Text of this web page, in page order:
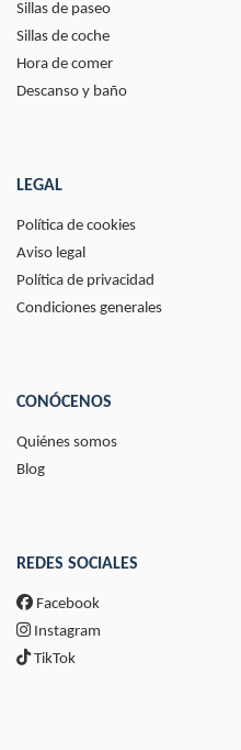
Sillas de paseo
Sillas de coche
Hora de comer
Descanso y baño
LEGAL
Política de cookies
Aviso legal
Política de privacidad
Condiciones generales
CONÓCENOS
Quiénes somos
Blog
REDES SOCIALES
Facebook
Instagram
TikTok